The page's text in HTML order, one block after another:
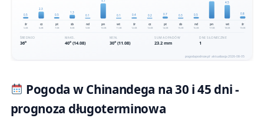
Pogoda w Chinandega na 30 i 45 dni -
prognoza długoterminowa